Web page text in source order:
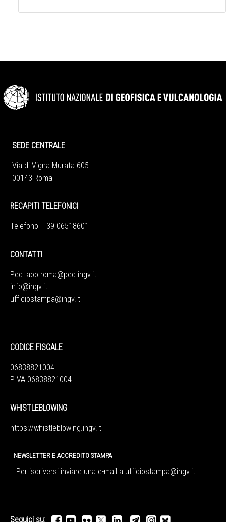
SEDE CENTRALE
Via di Vigna Murata 605
00143 Roma
RECAPITI TELEFONICI
Telefono +39 06518601
CONTATTI
Pec: aoo.roma@pec.ingv.it
info@ingv.it
ufficiostampa@ingv.it
CODICE FISCALE
06838821004
P.IVA 06838821004
WHISTLEBLOWING
https://whistleblowing.ingv.it
NEWSLETTER E ACCREDITO STAMPA
Per iscriversi inviare una e-mail a ufficiostampa@ingv.it
Seguici su: